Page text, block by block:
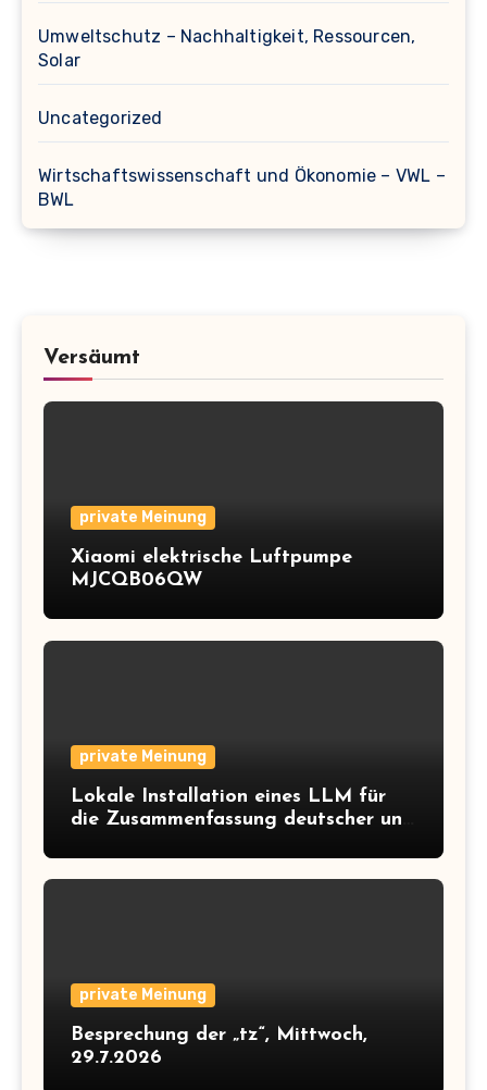
Umweltschutz – Nachhaltigkeit, Ressourcen,
Solar
Uncategorized
Wirtschaftswissenschaft und Ökonomie – VWL –
BWL
Versäumt
private Meinung
Xiaomi elektrische Luftpumpe
MJCQB06QW
private Meinung
Lokale Installation eines LLM für
die Zusammenfassung deutscher und
private Meinung
Besprechung der „tz“, Mittwoch,
29.7.2026